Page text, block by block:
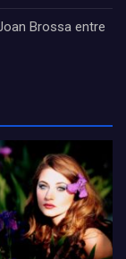
Brossa entre